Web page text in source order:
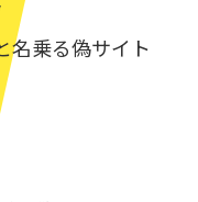
名乗る偽サイト